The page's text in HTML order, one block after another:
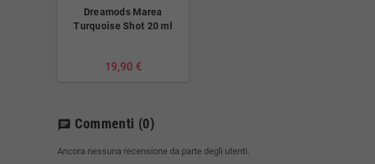
Dreamods Marea
Turquoise Shot 20 ml
19,90 €
chat Commenti (0)
Ancora nessuna recensione da parte degli utenti.